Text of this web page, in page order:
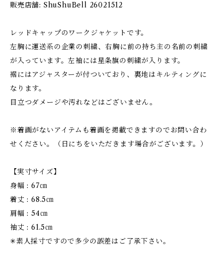
販売店舗: ShuShuBell 26021512
レッドキャップのワークジャケットです。
左胸に運送系の企業の刺繍、右胸に前の持ち主の名前の刺繍
が入っています。左袖には星条旗の刺繍が入ります。
裾にはアジャスターが付ついており、裏地はキルティングに
なります。
目立つダメージや汚れなどはございません。
※着画がないアイテムも着画を掲載できますのでお問い合わ
せください。（日にちをいただきます場合がございます。）
【実寸サイズ】
身幅 : 67㎝
着丈 : 68.5㎝
肩幅 : 54㎝
袖丈 : 61.5㎝
✳︎素人採寸ですので多少の誤差はご了承下さい。